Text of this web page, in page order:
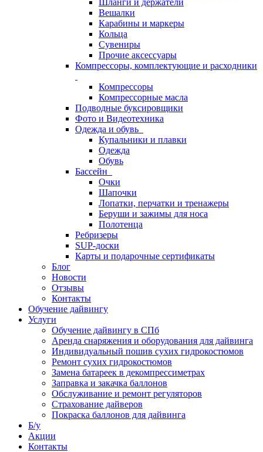
Шланги и держатели
Вешалки
Карабины и маркеры
Кольца
Сувениры
Прочие аксессуары
Компрессоры, комплектующие и расходники
Компрессоры
Компрессорные масла
Подводные буксировщики
Фото и Видеотехника
Одежда и обувь
Купальники и плавки
Одежда
Обувь
Бассейн
Очки
Шапочки
Лопатки, перчатки и тренажеры
Беруши и зажимы для носа
Полотенца
Ребризеры
SUP-доски
Карты и подарочные сертификаты
Блог
Новости
Отзывы
Контакты
Обучение дайвингу
Услуги
Обучение дайвингу в СПб
Аренда снаряжения и оборудования для дайвинга
Индивидуальный пошив сухих гидрокостюмов
Ремонт сухих гидрокостюмов
Замена батареек в декомпрессиметрах
Заправка и закачка баллонов
Обслуживание и ремонт регуляторов
Страхование дайверов
Покраска баллонов для дайвинга
Б/у
Акции
Контакты